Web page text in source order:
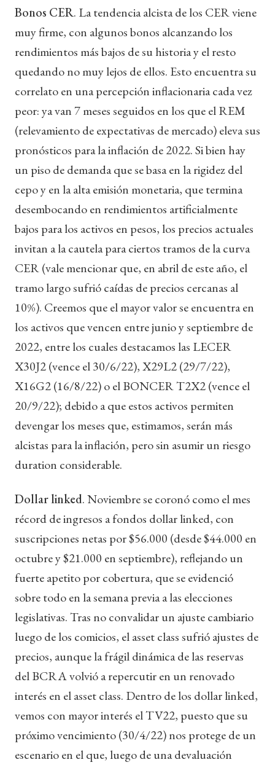
Bonos CER. La tendencia alcista de los CER viene
muy firme, con algunos bonos alcanzando los
rendimientos más bajos de su historia y el resto
quedando no muy lejos de ellos. Esto encuentra su
correlato en una percepción inflacionaria cada vez
peor: ya van 7 meses seguidos en los que el REM
(relevamiento de expectativas de mercado) eleva sus
pronósticos para la inflación de 2022. Si bien hay
un piso de demanda que se basa en la rigidez del
cepo y en la alta emisión monetaria, que termina
desembocando en rendimientos artificialmente
bajos para los activos en pesos, los precios actuales
invitan a la cautela para ciertos tramos de la curva
CER (vale mencionar que, en abril de este año, el
tramo largo sufrió caídas de precios cercanas al
10%). Creemos que el mayor valor se encuentra en
los activos que vencen entre junio y septiembre de
2022, entre los cuales destacamos las LECER
X30J2 (vence el 30/6/22), X29L2 (29/7/22),
X16G2 (16/8/22) o el BONCER T2X2 (vence el
20/9/22); debido a que estos activos permiten
devengar los meses que, estimamos, serán más
alcistas para la inflación, pero sin asumir un riesgo
duration considerable.
Dollar linked.Noviembre se coronó como el mes
récord de ingresos a fondos dollar linked, con
suscripciones netas por $56.000 (desde $44.000 en
octubre y $21.000 en septiembre), reflejando un
fuerte apetito por cobertura, que se evidenció
sobre todo en la semana previa a las elecciones
legislativas. Tras no convalidar un ajuste cambiario
luego de los comicios, el asset class sufrió ajustes de
precios, aunque la frágil dinámica de las reservas
del BCRA volvió a repercutir en un renovado
interés en el asset class. Dentro de los dollar linked,
vemos con mayor interés el TV22, puesto que su
próximo vencimiento (30/4/22) nos protege de un
escenario en el que, luego de una devaluación